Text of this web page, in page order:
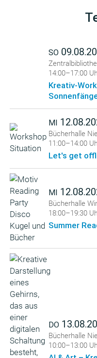
SO
14:00–17:00
Kreativ-
MI
Bücherhalle
11:00–14:00
Let's get
MI
Bücherhalle
18:00–19:30
Summer
DO
Bücherhalle
10:00–13:00